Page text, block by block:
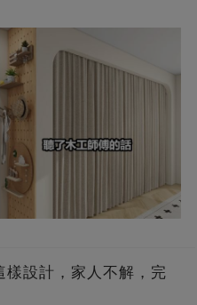
樣設計，家人不解，完